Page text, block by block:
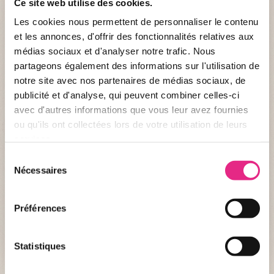
Ce site web utilise des cookies.
Les cookies nous permettent de personnaliser le contenu
et les annonces, d'offrir des fonctionnalités relatives aux
médias sociaux et d'analyser notre trafic. Nous
partageons également des informations sur l'utilisation de
notre site avec nos partenaires de médias sociaux, de
publicité et d'analyse, qui peuvent combiner celles-ci
avec d'autres informations que vous leur avez fournies
ou qu'ils ont collectées lors de votre utilisation de leurs
Nécessaires
Préférences
Statistiques
Informations
DESCRIPTION
Type :